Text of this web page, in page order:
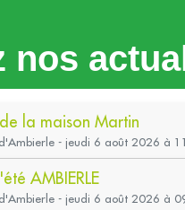
nos